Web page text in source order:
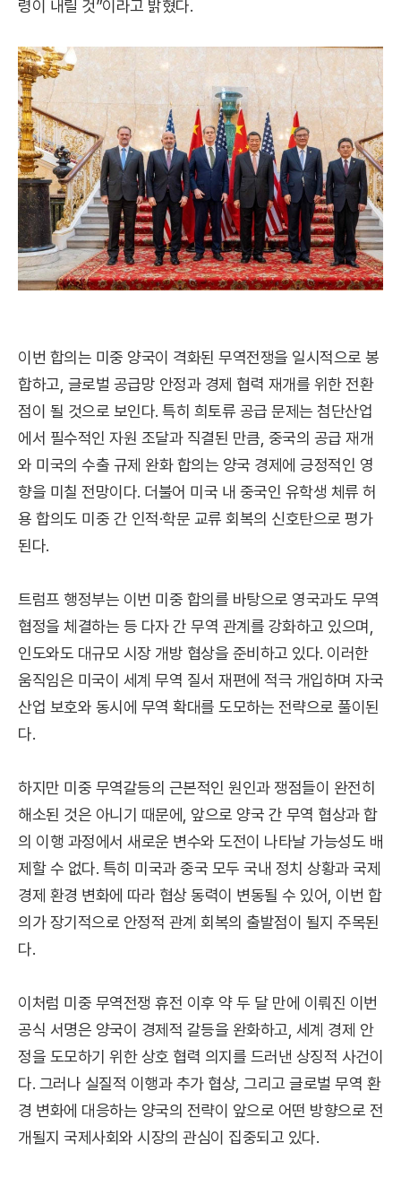
령이 내릴 것”이라고 밝혔다.
이번 합의는 미중 양국이 격화된 무역전쟁을 일시적으로 봉
합하고, 글로벌 공급망 안정과 경제 협력 재개를 위한 전환
점이 될 것으로 보인다. 특히 희토류 공급 문제는 첨단산업
에서 필수적인 자원 조달과 직결된 만큼, 중국의 공급 재개
와 미국의 수출 규제 완화 합의는 양국 경제에 긍정적인 영
향을 미칠 전망이다. 더불어 미국 내 중국인 유학생 체류 허
용 합의도 미중 간 인적·학문 교류 회복의 신호탄으로 평가
된다.
트럼프 행정부는 이번 미중 합의를 바탕으로 영국과도 무역
협정을 체결하는 등 다자 간 무역 관계를 강화하고 있으며,
인도와도 대규모 시장 개방 협상을 준비하고 있다. 이러한
움직임은 미국이 세계 무역 질서 재편에 적극 개입하며 자국
산업 보호와 동시에 무역 확대를 도모하는 전략으로 풀이된
다.
하지만 미중 무역갈등의 근본적인 원인과 쟁점들이 완전히
해소된 것은 아니기 때문에, 앞으로 양국 간 무역 협상과 합
의 이행 과정에서 새로운 변수와 도전이 나타날 가능성도 배
제할 수 없다. 특히 미국과 중국 모두 국내 정치 상황과 국제
경제 환경 변화에 따라 협상 동력이 변동될 수 있어, 이번 합
의가 장기적으로 안정적 관계 회복의 출발점이 될지 주목된
다.
이처럼 미중 무역전쟁 휴전 이후 약 두 달 만에 이뤄진 이번
공식 서명은 양국이 경제적 갈등을 완화하고, 세계 경제 안
정을 도모하기 위한 상호 협력 의지를 드러낸 상징적 사건이
다. 그러나 실질적 이행과 추가 협상, 그리고 글로벌 무역 환
경 변화에 대응하는 양국의 전략이 앞으로 어떤 방향으로 전
개될지 국제사회와 시장의 관심이 집중되고 있다.